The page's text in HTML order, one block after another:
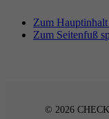
Zum Hauptinhalt
Zum Seitenfuß
© 2026